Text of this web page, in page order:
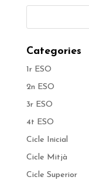
Categories
1r ESO
2n ESO
3r ESO
4t ESO
Cicle Inicial
Cicle Mitjà
Cicle Superior